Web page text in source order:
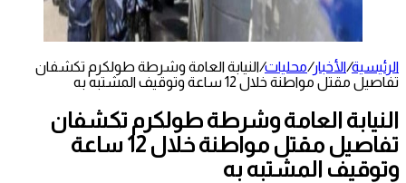
الرئيسية/الأخبار/محليات/النيابة العامة وشرطة طولكرم تكشفان
تفاصيل مقتل مواطنة خلال 12 ساعة وتوقيف المشتبه به
النيابة العامة وشرطة طولكرم تكشفان
تفاصيل مقتل مواطنة خلال 12 ساعة
وتوقيف المشتبه به